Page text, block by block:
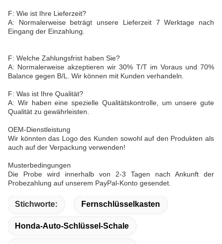
F: Wie ist Ihre Lieferzeit?
A: Normalerweise beträgt unsere Lieferzeit 7 Werktage nach
Eingang der Einzahlung.
F: Welche Zahlungsfrist haben Sie?
A: Normalerweise akzeptieren wir 30% T/T im Voraus und 70%
Balance gegen B/L. Wir können mit Kunden verhandeln.
F: Was ist Ihre Qualität?
A: Wir haben eine spezielle Qualitätskontrolle, um unsere gute
Qualität zu gewährleisten.
OEM-Dienstleistung
Wir könnten das Logo des Kunden sowohl auf den Produkten als
auch auf der Verpackung verwenden!
Musterbedingungen
Die Probe wird innerhalb von 2-3 Tagen nach Ankunft der
Probezahlung auf unserem PayPal-Konto gesendet.
Stichworte: Fernschlüsselkasten
Honda-Auto-Schlüssel-Schale